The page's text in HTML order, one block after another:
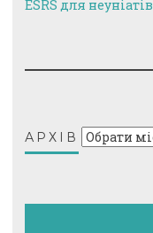
ESRS для неуніатів
АРХІВ Архів